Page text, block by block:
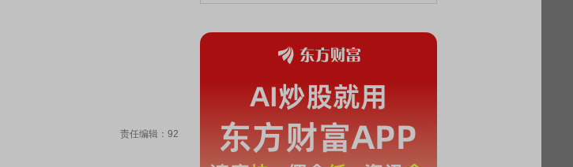
责任编辑：92